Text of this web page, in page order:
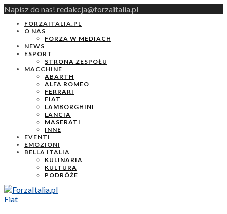
Napisz do nas! redakcja@forzaitalia.pl
FORZAITALIA.PL
O NAS
FORZA W MEDIACH
NEWS
ESPORT
STRONA ZESPOŁU
MACCHINE
ABARTH
ALFA ROMEO
FERRARI
FIAT
LAMBORGHINI
LANCIA
MASERATI
INNE
EVENTI
EMOZIONI
BELLA ITALIA
KULINARIA
KULTURA
PODRÓŻE
Fiat